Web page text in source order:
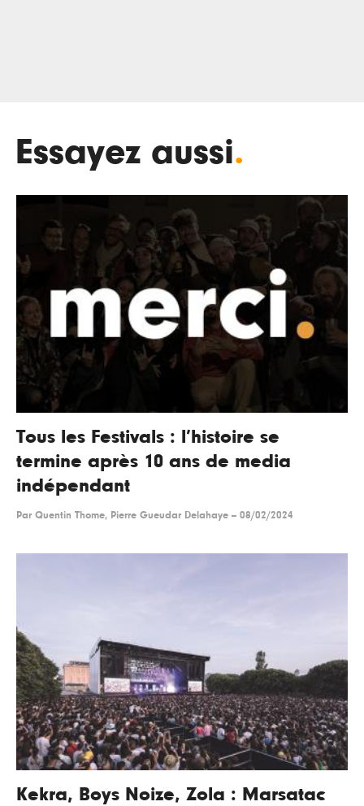
Essayez aussi.
Tous les Festivals : l’histoire se
termine après 10 ans de media
indépendant
Par Quentin Thome, Pierre Gueudar Delahaye -- 08/02/2024
Kekra, Boys Noize, Zola : Marsatac